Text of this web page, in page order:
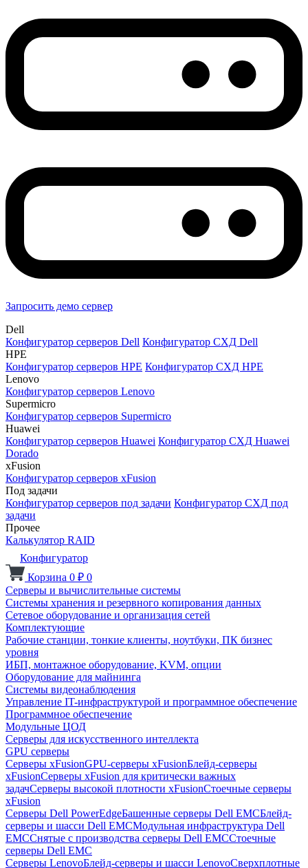
Запросить демо сервер
Dell
Конфигуратор серверов Dell Конфигуратор СХД Dell
HPE
Конфигуратор серверов HPE Конфигуратор СХД HPE
Lenovo
Конфигуратор серверов Lenovo
Supermicro
Конфигуратор серверов Supermicro
Huawei
Конфигуратор серверов Huawei Конфигуратор СХД Huawei
Dorado
xFusion
Конфигуратор серверов xFusion
Под задачи
Конфигуратор серверов под задачи Конфигуратор СХД под
задачи
Прочее
Калькулятор RAID
Конфигуратор
Корзина 0 ₽ 0
Серверы и вычислительные системы
Системы хранения и резервного копирования данных
Сетевое оборудование и организация сетей
Комплектующие
Рабочие станции, тонкие клиенты, ноутбуки, ПК бизнес
уровня
ИБП, монтажное оборудование, KVM, опции
Оборудование для майнинга
Системы видеонаблюдения
Управление IT-инфраструктурой и программное обеспечение
Программное обеспечение
Модульные ЦОД
Серверы для искусственного интеллекта
GPU серверы
Серверы xFusionGPU-серверы xFusionБлейд-серверы
xFusionСерверы xFusion для критически важных
задачСерверы высокой плотности xFusionСтоечные серверы
xFusion
Серверы Dell PowerEdgeБашенные серверы Dell EMCБлейд-
серверы и шасси Dell EMCМодульная инфраструктура Dell
EMCСнятые с производства серверы Dell EMCСтоечные
серверы Dell EMC
Серверы LenovoБлейд-серверы и шасси LenovoСверхплотные